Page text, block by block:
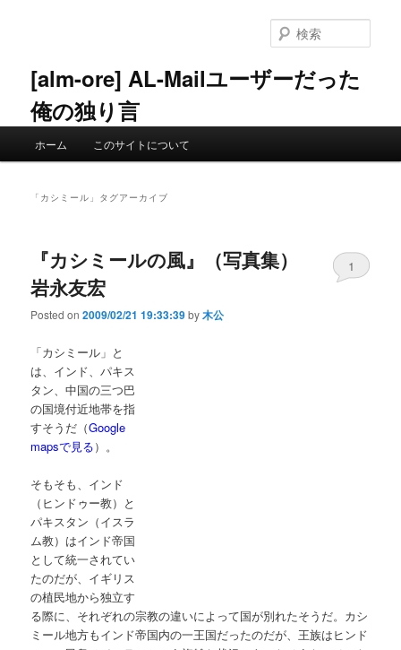
ン
へ
ツ
移
[alm-ore] AL-Mailユーザーだった
俺の独り言
索
ホーム このサイトについて
「 カシミール 」タグアーカイブ
『カシミールの風』（写真集）
岩永友宏
Posted on2009/02/21 19:33:39by木公
1
「カシミール」と
は、インド、パキス
タン、中国の三つ巴
の国境付近地帯を指
すそうだ（Google
mapsで見る）。
そもそも、インド
（ヒンドゥー教）と
パキスタン（イスラ
ム教）はインド帝国
として統一されてい
たのだが、イギリス
の植民地から独立す
る際に、それぞれの宗教の違いによって国が別れたそうだ。カシ
ミール地方もインド帝国内の一王国だったのだが、王族はヒンド